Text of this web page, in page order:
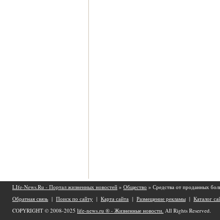
LIfe-News.Ru - Портал жизненных новостей » Общество » Средства от проданных
Обратная связь | Поиск по сайту | Карта сайта | Размещение рекламы | Каталог
COPYRIGHT © 2008-2025 life-news.ru ® - Жизненные новости. All Rights Reserved.